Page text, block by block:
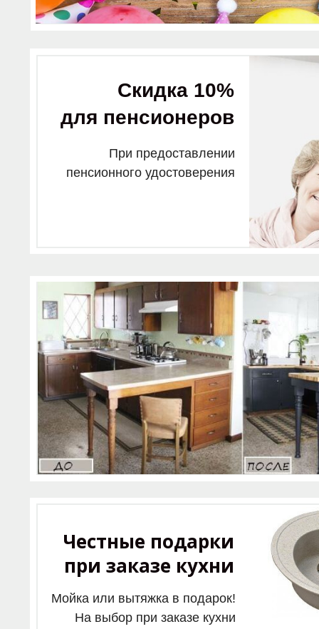
Мойка или вытяжка в подарок!
На выбор при заказе кухни
При предоставлении
пенсионного удостоверения
Скидка 10%
для пенсионеров
Честные подарки
при заказе кухни